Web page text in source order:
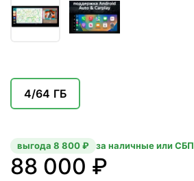
4/64 ГБ
88 000 ₽
выгода 8 800 ₽ за наличные или СБП